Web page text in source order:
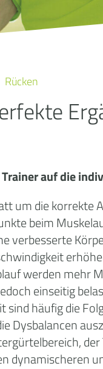
Rücken
auf die
um die
beim
verbesserte
werden
einseitig
häufig die
Dysbalancen
dynamischeren